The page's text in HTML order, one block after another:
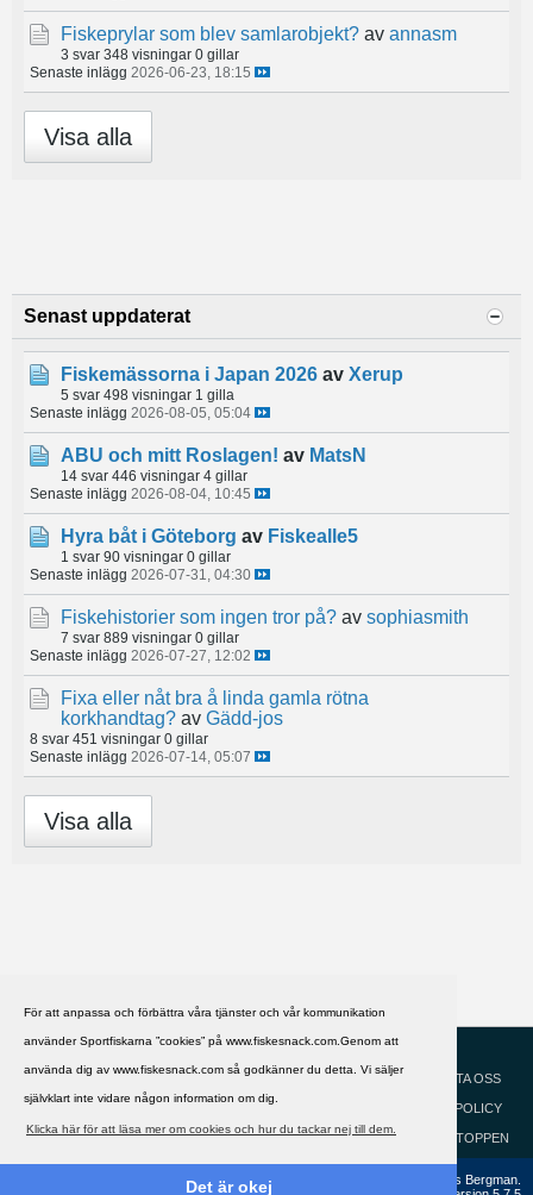
För att anpassa och förbättra våra tjänster och vår kommunikation
använder Sportfiskarna ”cookies” på www.fiskesnack.com.Genom att
använda dig av www.fiskesnack.com så godkänner du detta. Vi säljer
självklart inte vidare någon information om dig.
Klicka här för att läsa mer om cookies och hur du tackar nej till dem.
Det är okej
Fiskeprylar som blev samlarobjekt? av annasm
3 svar 348 visningar 0 gillar
Senaste inlägg 2026-06-23, 18:15
Visa alla
Senast uppdaterat
Fiskemässorna i Japan 2026 av Xerup
5 svar 498 visningar 1 gilla
Senaste inlägg 2026-08-05, 05:04
ABU och mitt Roslagen! av MatsN
14 svar 446 visningar 4 gillar
Senaste inlägg 2026-08-04, 10:45
Hyra båt i Göteborg av Fiskealle5
1 svar 90 visningar 0 gillar
Senaste inlägg 2026-07-31, 04:30
Fiskehistorier som ingen tror på? av sophiasmith
7 svar 889 visningar 0 gillar
Senaste inlägg 2026-07-27, 12:02
Fixa eller nåt bra å linda gamla rötna
korkhandtag? av Gädd-jos
8 svar 451 visningar 0 gillar
Senaste inlägg 2026-07-14, 05:07
Visa alla
HJÄLP
KONTAKTA OSS
COOKIEPOLICY
GÅ TILL TOPPEN
Copyright ©2002 - 2021, FiskeSnack.com. Grundad 2002 av Anders Bergman.